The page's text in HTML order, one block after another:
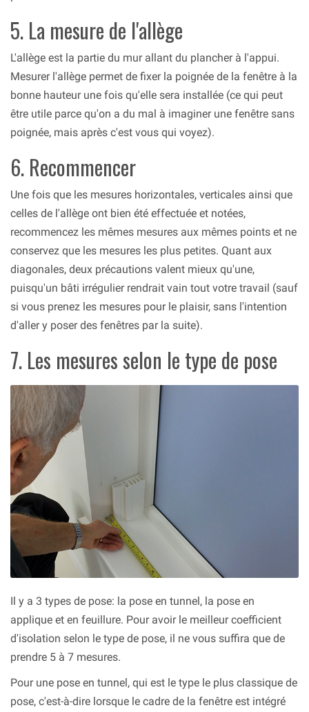
5. La mesure de l'allège
L'allège est la partie du mur allant du plancher à l'appui.
Mesurer l'allège permet de fixer la poignée de la fenêtre à la
bonne hauteur une fois qu'elle sera installée (ce qui peut
être utile parce qu'on a du mal à imaginer une fenêtre sans
poignée, mais après c'est vous qui voyez).
6. Recommencer
Une fois que les mesures horizontales, verticales ainsi que
celles de l'allège ont bien été effectuée et notées,
recommencez les mêmes mesures aux mêmes points et ne
conservez que les mesures les plus petites. Quant aux
diagonales, deux précautions valent mieux qu'une,
puisqu'un bâti irrégulier rendrait vain tout votre travail (sauf
si vous prenez les mesures pour le plaisir, sans l'intention
d'aller y poser des fenêtres par la suite).
7. Les mesures selon le type de pose
Il y a 3 types de pose: la pose en tunnel, la pose en
applique et en feuillure. Pour avoir le meilleur coefficient
d'isolation selon le type de pose, il ne vous suffira que de
prendre 5 à 7 mesures.
Pour une pose en tunnel, qui est le type le plus classique de
pose, c'est-à-dire lorsque le cadre de la fenêtre est intégré